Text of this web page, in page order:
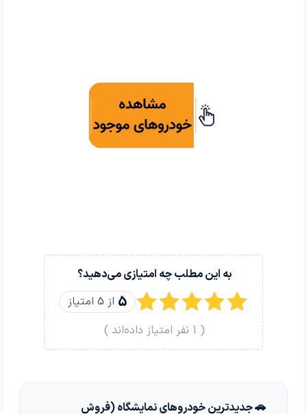
به این مطلب چه امتیازی می‌دهید؟
5 از 5 امتیاز
(
1 نفر امتیاز داده‌اند )
🚗 جدیدترین خودروهای نمایشگاه (فروش